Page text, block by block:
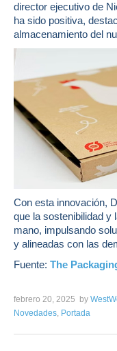
director ejecutivo de
ha sido positiva,
almacenamiento del
Con esta innovación,
que la sostenibilidad y
mano, impulsando
y alineadas con las
Fuente: The
febrero 20, 2025 by
Novedades, Portada